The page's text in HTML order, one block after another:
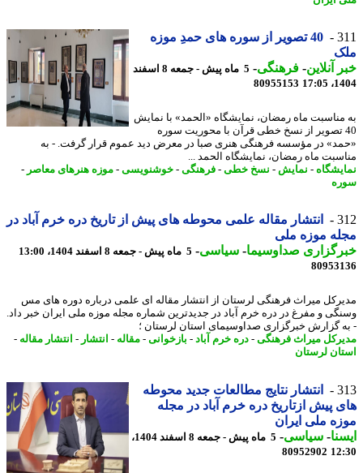
40 تصویر از سوره های حمدِ موزه
آنلاین-فرهنگی-
5 ماه پیش - جمعه 8 اسفند
80955153
ماه رمضان، نمایشگاه «الحمد» با نمایش
تصویر از نسخ خطی قرآن با محوریت سوره
در مؤسسه فرهنگی هنری صبا در معرض دید عموم قرار گرفت. - به
ماه رمضان، نمایشگاه الحمد ...
-نمایش-نسخ خطی-فرهنگی-خوشنویسی-موزه هنرهای معاصر-
انتشار مقاله علمی محوطه های پیش از تاریخ دره خرم آباد در
موزه ملی
صداوسیما-سیاسی-5 ماه پیش - جمعه 8 اسفند 1404، 13:00
میراث فرهنگی لرستان از انتشار مقاله ای علمی درباره دوره های مس
و مفرغ در دره خرم آباد در جدیدترین شماره مجله موزه ملی ایران خبر داد.
گزارش خبرگزاری صداوسیمای استان لرستان ؛
میراث فرهنگی-دره خرم آباد- بازخوانی- مقاله-انتشار-انتشار مقاله-
لرستان
انتشار نتایج مطالعات جدید محوطه
پیش ازتاریخ دره خرم آباد در مجله
ملی ایران
-سیاسی-
5 ماه پیش - جمعه 8 اسفند 1404،
80952902